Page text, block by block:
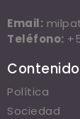
Email:
Teléfono:
Política
Sociedad